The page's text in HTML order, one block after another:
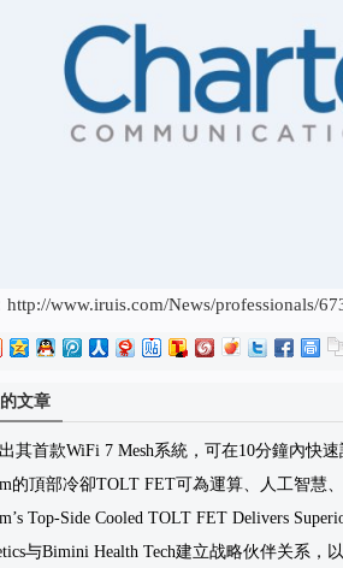
www.iruis.com/News/professionals/
文章
其首款WiFi 7 Mesh系統，可在10分鐘內快速
的頂部冷卻TOLT FET可為運算、人工智慧
Top-Side Cooled TOLT FET Delivers
与Bimini Health Tech建立战略伙伴关系，